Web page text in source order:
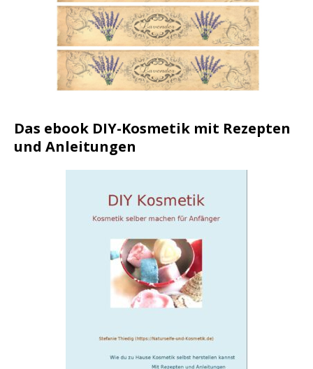
Das ebook DIY-Kosmetik mit Rezepten
und Anleitungen